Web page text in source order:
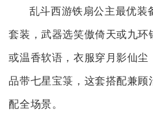
乱斗西游铁扇公主最优装
套装，武器选笑傲倚天或九环
或温香软语，衣服穿月影仙尘
品带七星宝箓，这套搭配兼顾
配全场景。